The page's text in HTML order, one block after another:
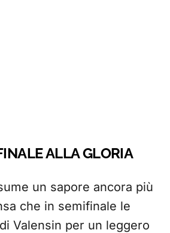
ALLA GLORIA
un sapore ancora più
che in semifinale le
Valensin per un leggero